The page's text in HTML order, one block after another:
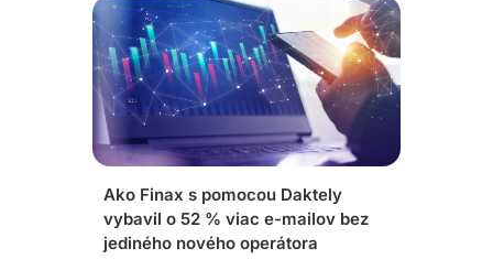
Ako Finax s pomocou Daktely
vybavil o 52 % viac e-mailov bez
jediného nového operátora